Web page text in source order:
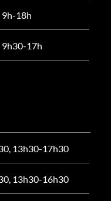
9h-18h
9h30-17h
13h30-17h30
13h30-16h30